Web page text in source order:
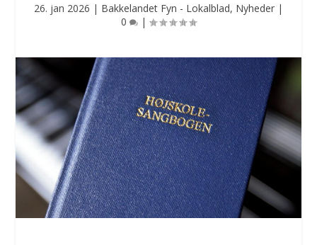
26. jan 2026 | Bakkelandet Fyn - Lokalblad, Nyheder |
0
|